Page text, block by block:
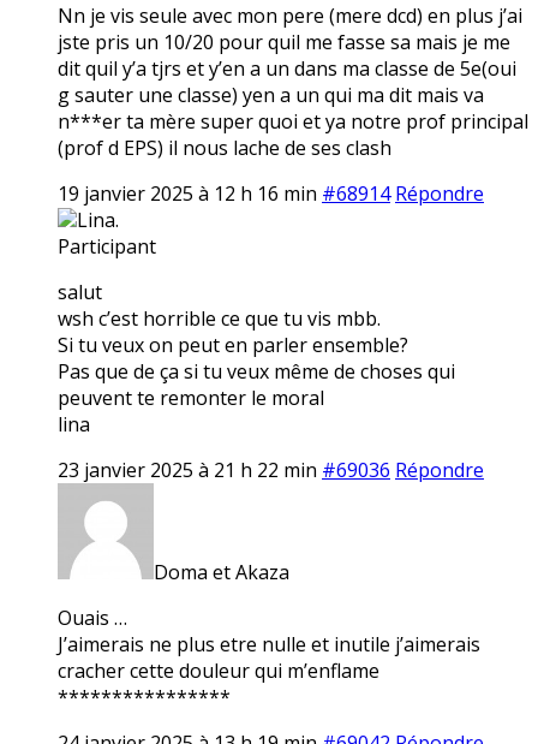
Nn je vis seule avec mon pere (mere dcd) en plus j’ai
jste pris un 10/20 pour quil me fasse sa mais je me
dit quil y’a tjrs et y’en a un dans ma classe de 5e(oui
g sauter une classe) yen a un qui ma dit mais va
n***er ta mère super quoi et ya notre prof principal
(prof d EPS) il nous lache de ses clash
19 janvier 2025 à 12 h 16 min #68914 Répondre
Lina.
Participant
salut
wsh c’est horrible ce que tu vis mbb.
Si tu veux on peut en parler ensemble?
Pas que de ça si tu veux même de choses qui
peuvent te remonter le moral
lina
23 janvier 2025 à 21 h 22 min #69036 Répondre
Doma et Akaza
Ouais …
J’aimerais ne plus etre nulle et inutile j’aimerais
cracher cette douleur qui m’enflame
****************